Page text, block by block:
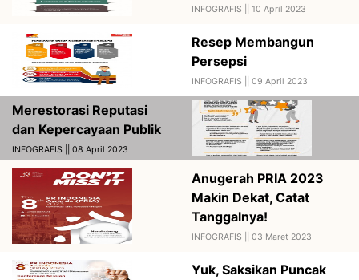
INFOGRAFIS || 10 April 2023
Resep Membangun
Persepsi
INFOGRAFIS || 09 April 2023
Merestorasi Reputasi
dan Kepercayaan Publik
INFOGRAFIS || 08 April 2023
Anugerah PRIA 2023
Makin Dekat, Catat
Tanggalnya!
INFOGRAFIS || 03 Maret 2023
Yuk, Saksikan Puncak